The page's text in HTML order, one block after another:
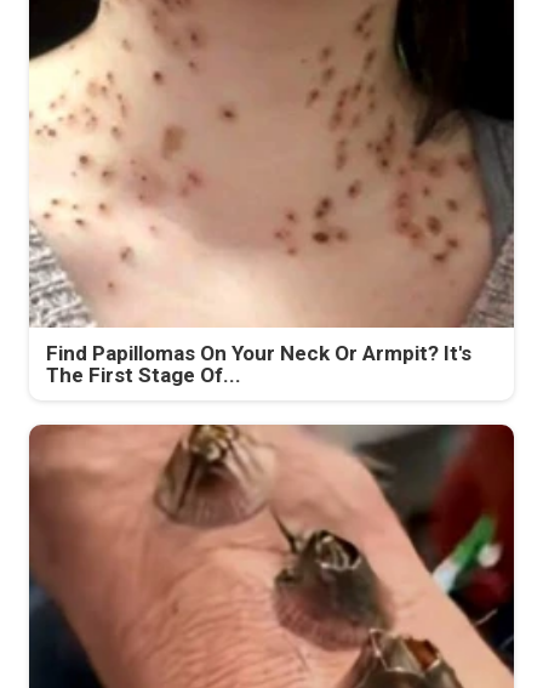
Find Papillomas On Your Neck Or Armpit? It's
The First Stage Of...